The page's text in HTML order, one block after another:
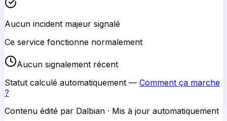
Aucun incident majeur signalé
Ce service fonctionne normalement
Aucun signalement récent
Statut calculé automatiquement — Comment ça marche
?
Contenu édité par Dalbian · Mis à jour automatiquement